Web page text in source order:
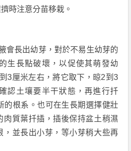
時注意分苗移栽。
長出幼芽，對於不易生幼芽的
生長點破壞，以促使其萌發幼
3厘米左右，將它取下，晾2到3
認土壤要半干狀態，再進行扦
的根系。也可在生長期選擇健壯
肉質葉扦插，插後保持盆土稍濕
，並長出小芽，等小芽稍大些再